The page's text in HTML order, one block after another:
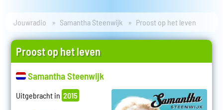
Jouwradio Samantha Steenwijk Proost op het leven
Proost op het leven
Samantha Steenwijk
Uitgebracht in 2015